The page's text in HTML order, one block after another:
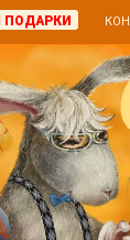
ПОДАРКИ